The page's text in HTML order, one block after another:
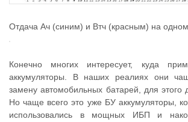
Отдача Ач (синим) и Втч (красным) на
Конечно многих интересует, куда
аккумуляторы. В наших реалиях они
замену автомобильных батарей, для этого
Но чаще всего это уже БУ аккумуляторы,
использовались в мощных ИБП и